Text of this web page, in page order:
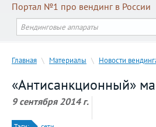
Портал №1 про вендинг в России
Главная \ Материалы \ Новости
«Антисанкционный»
9 сентября 2014 г.